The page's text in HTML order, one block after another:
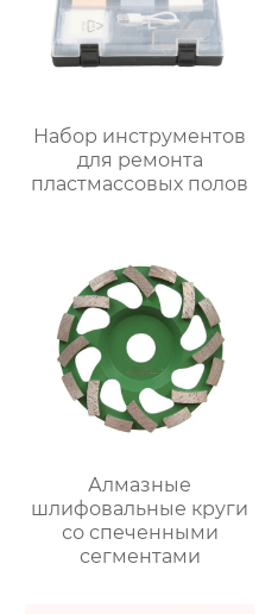
Набор инструментов
для ремонта
пластмассовых полов
Алмазные
шлифовальные круги
со спеченными
сегментами